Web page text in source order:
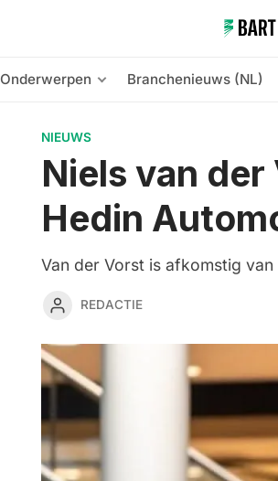
Onderwerpen Branchenieuws (NL)
NIEUWS
Niels van
Hedin
Van der Vorst is afkomstig
REDACTIE